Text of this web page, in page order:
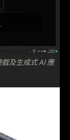
及生成式 AI 應